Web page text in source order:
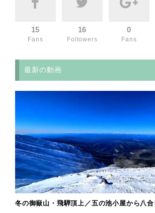
15
Fans
16
Followers
0
Fans
最新の動画
冬の御嶽山・飛騨頂上／五の池小屋から八